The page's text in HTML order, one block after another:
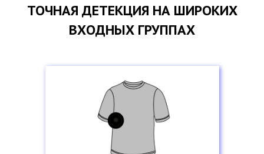
ТОЧНАЯ ДЕТЕКЦИЯ НА ШИРОКИХ
ВХОДНЫХ ГРУППАХ